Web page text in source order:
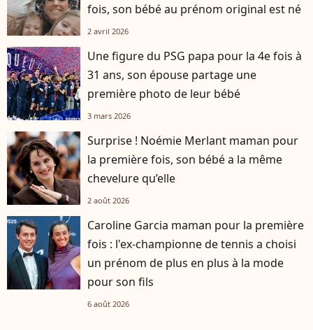
fois, son bébé au prénom original est né
2 avril 2026
Une figure du PSG papa pour la 4e fois à
31 ans, son épouse partage une
première photo de leur bébé
3 mars 2026
Surprise ! Noémie Merlant maman pour
la première fois, son bébé a la même
chevelure qu’elle
2 août 2026
Caroline Garcia maman pour la première
fois : l'ex-championne de tennis a choisi
un prénom de plus en plus à la mode
pour son fils
6 août 2026